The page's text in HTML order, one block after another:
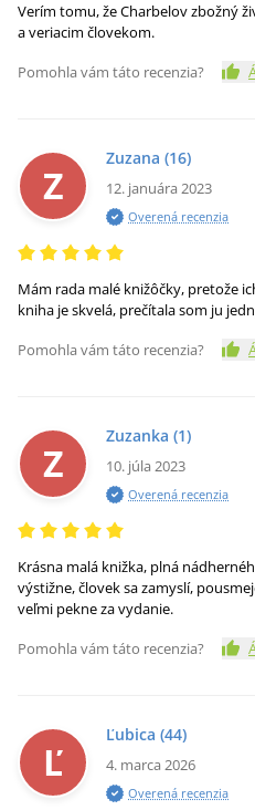
Verím tomu, že Charbelov zbožný
a veriacim človekom.
Pomohla vám táto recenzia?
Z
Zuzana (16)
12. januára 2023
Overená recenzia
Mám rada malé knižôčky, pretože
kniha je skvelá, prečítala som ju
Pomohla vám táto recenzia?
Z
Zuzanka (1)
10. júla 2023
Overená recenzia
Krásna malá knižka, plná
výstižne, človek sa zamyslí,
veľmi pekne za vydanie.
Pomohla vám táto recenzia?
Ľ
Ľubica (44)
4. marca 2026
Overená recenzia